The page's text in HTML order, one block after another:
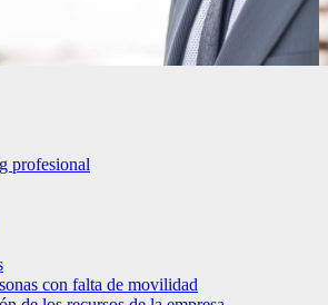
profesional
con falta de movilidad